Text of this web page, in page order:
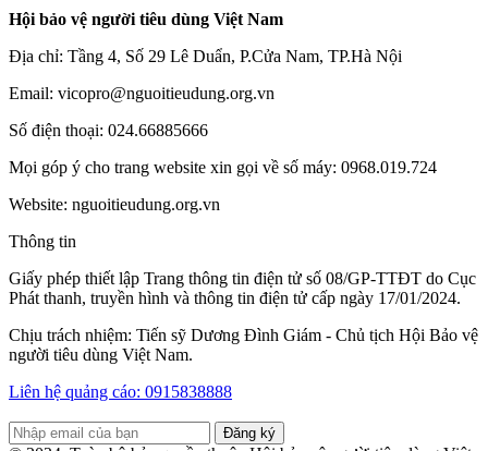
Hội bảo vệ người tiêu dùng Việt Nam
Địa chỉ: Tầng 4, Số 29 Lê Duẩn, P.Cửa Nam, TP.Hà Nội
Email: vicopro@nguoitieudung.org.vn
Số điện thoại: 024.66885666
Mọi góp ý cho trang website xin gọi về số máy: 0968.019.724
Website: nguoitieudung.org.vn
Thông tin
Giấy phép thiết lập Trang thông tin điện tử số 08/GP-TTĐT do Cục
Phát thanh, truyền hình và thông tin điện tử cấp ngày 17/01/2024.
Chịu trách nhiệm: Tiến sỹ Dương Đình Giám - Chủ tịch Hội Bảo vệ
người tiêu dùng Việt Nam.
Liên hệ quảng cáo: 0915838888